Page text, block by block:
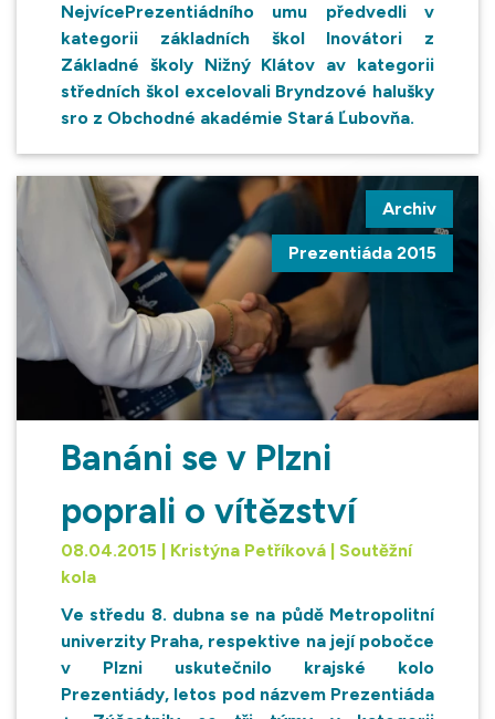
NejvícePrezentiádního umu předvedli v
kategorii základních škol Inovátori z
Základné školy Nižný Klátov av kategorii
středních škol excelovali Bryndzové halušky
sro z Obchodné akadémie Stará Ľubovňa.
Archiv
Prezentiáda 2015
Banáni se v Plzni
poprali o vítězství
08.04.2015 | Kristýna Petříková | Soutěžní
kola
Ve středu 8. dubna se na půdě Metropolitní
univerzity Praha, respektive na její pobočce
v Plzni uskutečnilo krajské kolo
Prezentiády, letos pod názvem Prezentiáda